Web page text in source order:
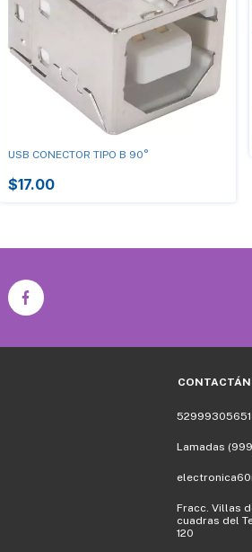
USB CONECTOR TIPO B 90°
$17.00
Lamadas
Fracc. Villas
cuadras del
120